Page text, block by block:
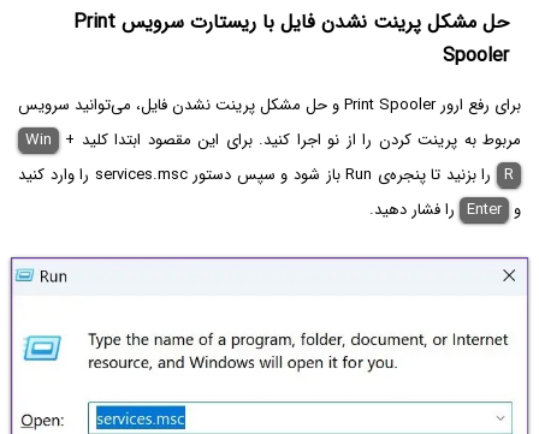
حل مشکل پرینت نشدن فایل با ریستارت سرویس Print
Spooler
برای رفع ارور Print Spooler و حل مشکل پرینت نشدن فایل، می‌توانید سرویس
مربوط به پرینت کردن را از نو اجرا کنید. برای این مقصود ابتدا کلید
Win +
R
را بزنید تا پنجره‌ی Run باز شود و سپس دستور services.msc‌ را وارد کنید
و Enter را فشار دهید.